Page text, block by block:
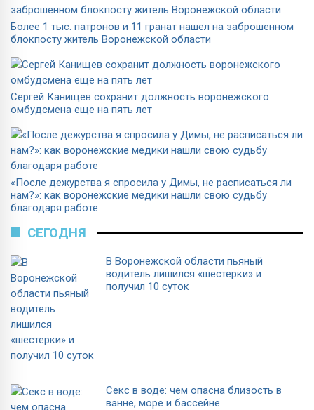
Более 1 тыс. патронов и 11 гранат нашел на заброшенном
блокпосту житель Воронежской области
Сергей Канищев сохранит должность воронежского
омбудсмена еще на пять лет
«После дежурства я спросила у Димы, не расписаться ли
нам?»: как воронежские медики нашли свою судьбу
благодаря работе
СЕГОДНЯ
В Воронежской области пьяный
водитель лишился «шестерки» и
получил 10 суток
Секс в воде: чем опасна близость в
ванне, море и бассейне